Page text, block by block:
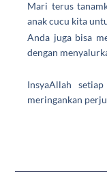
Mari terus
anak cucu kita
Anda juga bisa
dengan
InsyaAllah
meringankan